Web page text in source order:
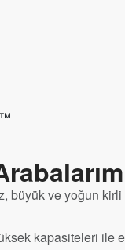
büyük ve yoğun
kapasiteleri ile